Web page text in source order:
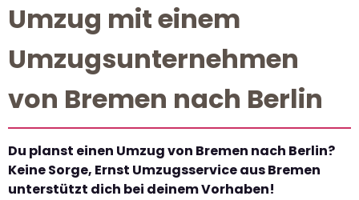
Umzug mit einem
Umzugsunternehmen
von Bremen nach Berlin
Du planst einen Umzug von Bremen nach Berlin?
Keine Sorge, Ernst Umzugsservice aus Bremen
unterstützt dich bei deinem Vorhaben!